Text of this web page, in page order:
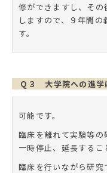
修ができますし、そ
しますので、９年間
す。
Q３ 大学院への進学
可能です。
臨床を離れて実験等
一時停止、延長するこ
臨床を行いながら研